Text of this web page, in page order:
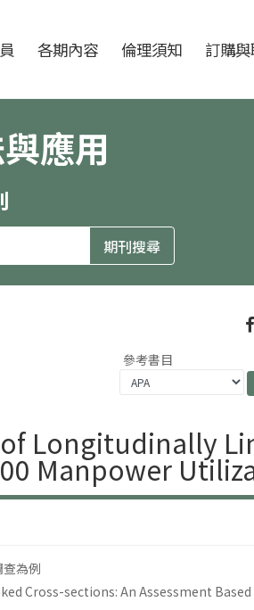
各期內容 倫理須知 訂購
應用
參考書目
Longitudinally
Manpower
為例
Cross-sections: An Assessment